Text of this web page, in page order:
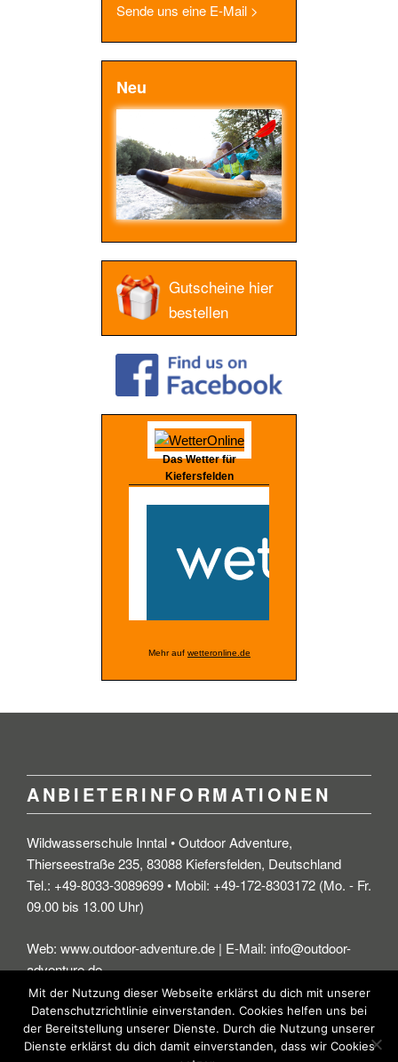
Sende uns eine E-Mail >
Neu
Gutscheine hier
bestellen
Das Wetter für
Kiefersfelden
Mehr auf wetteronline.de
ANBIETERINFORMATIONEN
Wildwasserschule Inntal • Outdoor Adventure,
Thierseestraße 235, 83088 Kiefersfelden, Deutschland
Tel.: +49-8033-3089699 • Mobil: +49-172-8303172 (Mo. - Fr.
09.00 bis 13.00 Uhr)
Web: www.outdoor-adventure.de | E-Mail: info@outdoor-
adventure.de
© Wildwasserschule Inntal - Outdoor-Adventure.de • • •Impressum|
Mit der Nutzung dieser Webseite erklärst du dich mit unserer
Datenschutzrichtlinie einverstanden. Cookies helfen uns bei
der Bereitstellung unserer Dienste. Durch die Nutzung unserer
Dienste erklärst du dich damit einverstanden, dass wir Cookies